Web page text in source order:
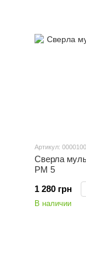
Артикул:
Сверла
PM 5
1 280 грн
В наличии